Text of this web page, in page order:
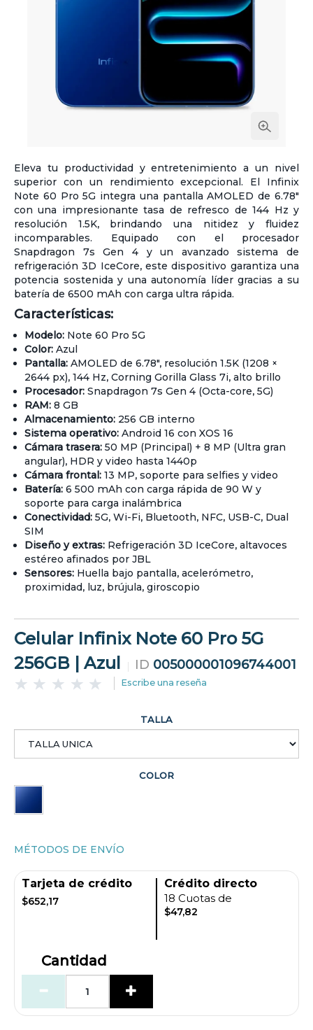
Eleva tu productividad y entretenimiento a un nivel
superior con un rendimiento excepcional. El Infinix
Note 60 Pro 5G integra una pantalla AMOLED de 6.78″
con una impresionante tasa de refresco de 144 Hz y
resolución 1.5K, brindando una nitidez y fluidez
incomparables. Equipado con el procesador
Snapdragon 7s Gen 4 y un avanzado sistema de
refrigeración 3D IceCore, este dispositivo garantiza una
potencia sostenida y una autonomía líder gracias a su
batería de 6500 mAh con carga ultra rápida.
Características:
Modelo: Note 60 Pro 5G
Color: Azul
Pantalla: AMOLED de 6.78″, resolución 1.5K (1208 ×
2644 px), 144 Hz, Corning Gorilla Glass 7i, alto brillo
Procesador: Snapdragon 7s Gen 4 (Octa-core, 5G)
RAM: 8 GB
Almacenamiento: 256 GB interno
Sistema operativo: Android 16 con XOS 16
Cámara trasera: 50 MP (Principal) + 8 MP (Ultra gran
angular), HDR y video hasta 1440p
Cámara frontal: 13 MP, soporte para selfies y video
Batería: 6 500 mAh con carga rápida de 90 W y
soporte para carga inalámbrica
Conectividad: 5G, Wi-Fi, Bluetooth, NFC, USB-C, Dual
SIM
Diseño y extras: Refrigeración 3D IceCore, altavoces
estéreo afinados por JBL
Sensores: Huella bajo pantalla, acelerómetro,
proximidad, luz, brújula, giroscopio
Celular Infinix Note 60 Pro 5G
256GB | Azul
ID 005000001096744001
Escribe una reseña
TALLA
COLOR
MÉTODOS DE ENVÍO
Tarjeta de crédito
$652,17
Crédito directo
18 Cuotas de
$47,82
Cantidad